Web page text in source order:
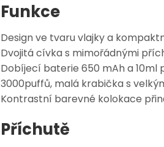
Funkce
Design ve tvaru vlajky a
Dvojitá cívka s mimořádnými
Dobíjecí baterie 650 mAh a 10ml
3000puffů, malá krabička s
Kontrastní barevné kolokace
Příchutě